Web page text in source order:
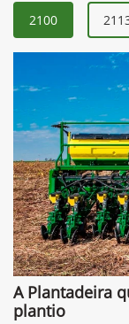
2100
A Plantadeira
plantio